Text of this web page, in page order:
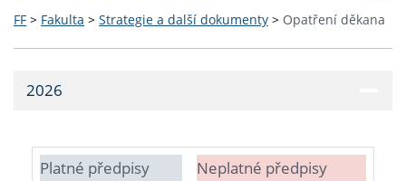
FF > Fakulta > Strategie a další dokumenty > Opatření děkana
2026
Platné předpisy Neplatné předpisy